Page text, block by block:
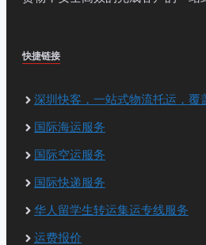
快捷链接
深圳快客，一站式物流托运，覆
国际海运服务
国际空运服务
国际快递服务
华人留学生转运集运专线服务
运费报价